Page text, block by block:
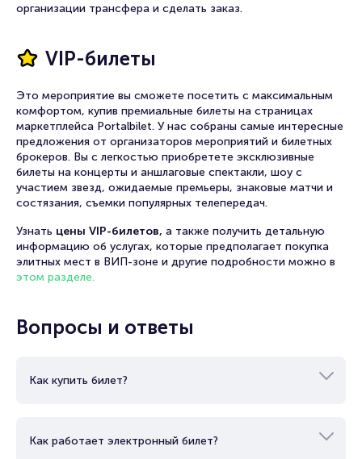
организации трансфера и сделать заказ.
VIP-билеты
Это мероприятие вы сможете посетить с максимальным
комфортом, купив премиальные билеты на страницах
маркетплейса Portalbilet. У нас собраны самые интересные
предложения от организаторов мероприятий и билетных
брокеров. Вы с легкостью приобретете эксклюзивные
билеты на концерты и аншлаговые спектакли, шоу с
участием звезд, ожидаемые премьеры, знаковые матчи и
состязания, съемки популярных телепередач.
Узнать цены VIP-билетов, а также получить детальную
информацию об услугах, которые предполагает покупка
элитных мест в ВИП-зоне и другие подробности можно в
этом разделе.
Вопросы и ответы
Как купить билет?
Как работает электронный билет?